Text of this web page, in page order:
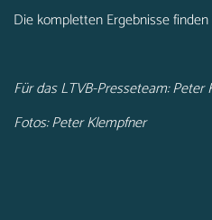
Die kompletten Ergebnisse finden
Für das LTVB-Presseteam: Peter
Fotos: Peter Klempfner